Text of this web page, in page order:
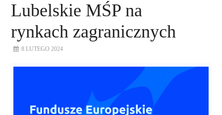
Lubelskie MŚP na
rynkach zagranicznych
8 LUTEGO 2024